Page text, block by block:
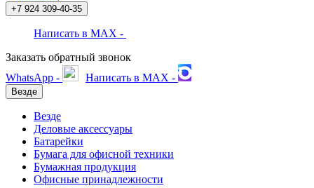
+7 924 309-40-35
Написать в MAX -
Заказать обратный звонок
WhatsApp -
Написать в MAX -
Везде
Везде
Деловые аксессуары
Батарейки
Бумага для офисной техники
Бумажная продукция
Офисные принадлежности